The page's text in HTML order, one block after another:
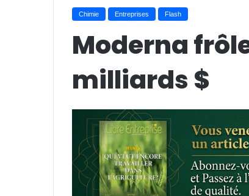
Chimie Entreprises Flash
Moderna
milliards $